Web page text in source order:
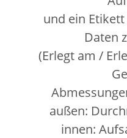
und ein
Daten
(Erlegt am /
außen:
innen: